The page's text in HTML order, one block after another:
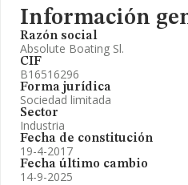
Información
Razón social
Absolute Boating Sl.
CIF
B16516296
Forma jurídica
Sociedad limitada
Sector
Industria
Fecha de constitución
19-4-2017
Fecha último cambio
14-9-2025